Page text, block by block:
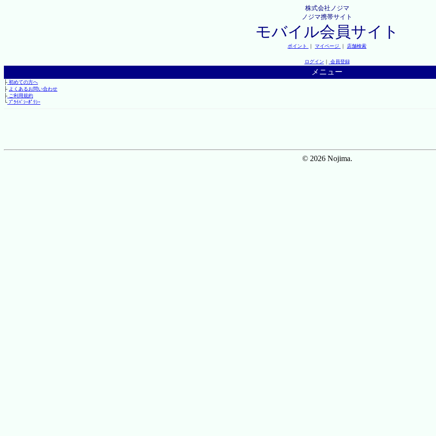
株式会社ノジマ
ノジマ携帯サイト
モバイル会員サイト
ポイント ｜ マイページ ｜ 店舗検索
ログイン ｜ 会員登録
メニュー
├初めての方へ
├ よくあるお問い合わせ
├ご利用規約
└ﾌﾟﾗｲﾊﾞｼｰﾎﾟﾘｼｰ
© 2026 Nojima.